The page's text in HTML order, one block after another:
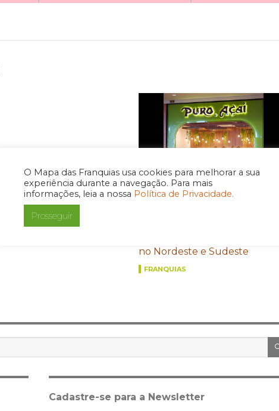
O Mapa das Franquias usa cookies para melhorar a sua
experiência durante a navegação. Para mais
informações, leia a nossa Política de Privacidade.
Prosseguir
no Nordeste e Sudeste
FRANQUIAS
Cadastre-se para a Newsletter